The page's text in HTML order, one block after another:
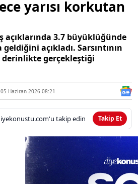
yarısı korkutan
açıklarında 3.7 büyüklüğünde
açıkladı. Sarsıntının
derinlikte gerçekleştiği
Haziran 2026 08:21
takip edin Takip Et